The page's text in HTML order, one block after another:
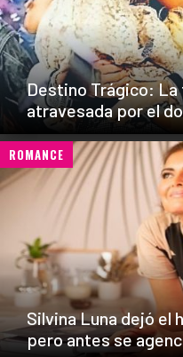
Destino Trágico: La
atravesada por el
ROMANCE
Silvina Luna dejó el
pero antes se